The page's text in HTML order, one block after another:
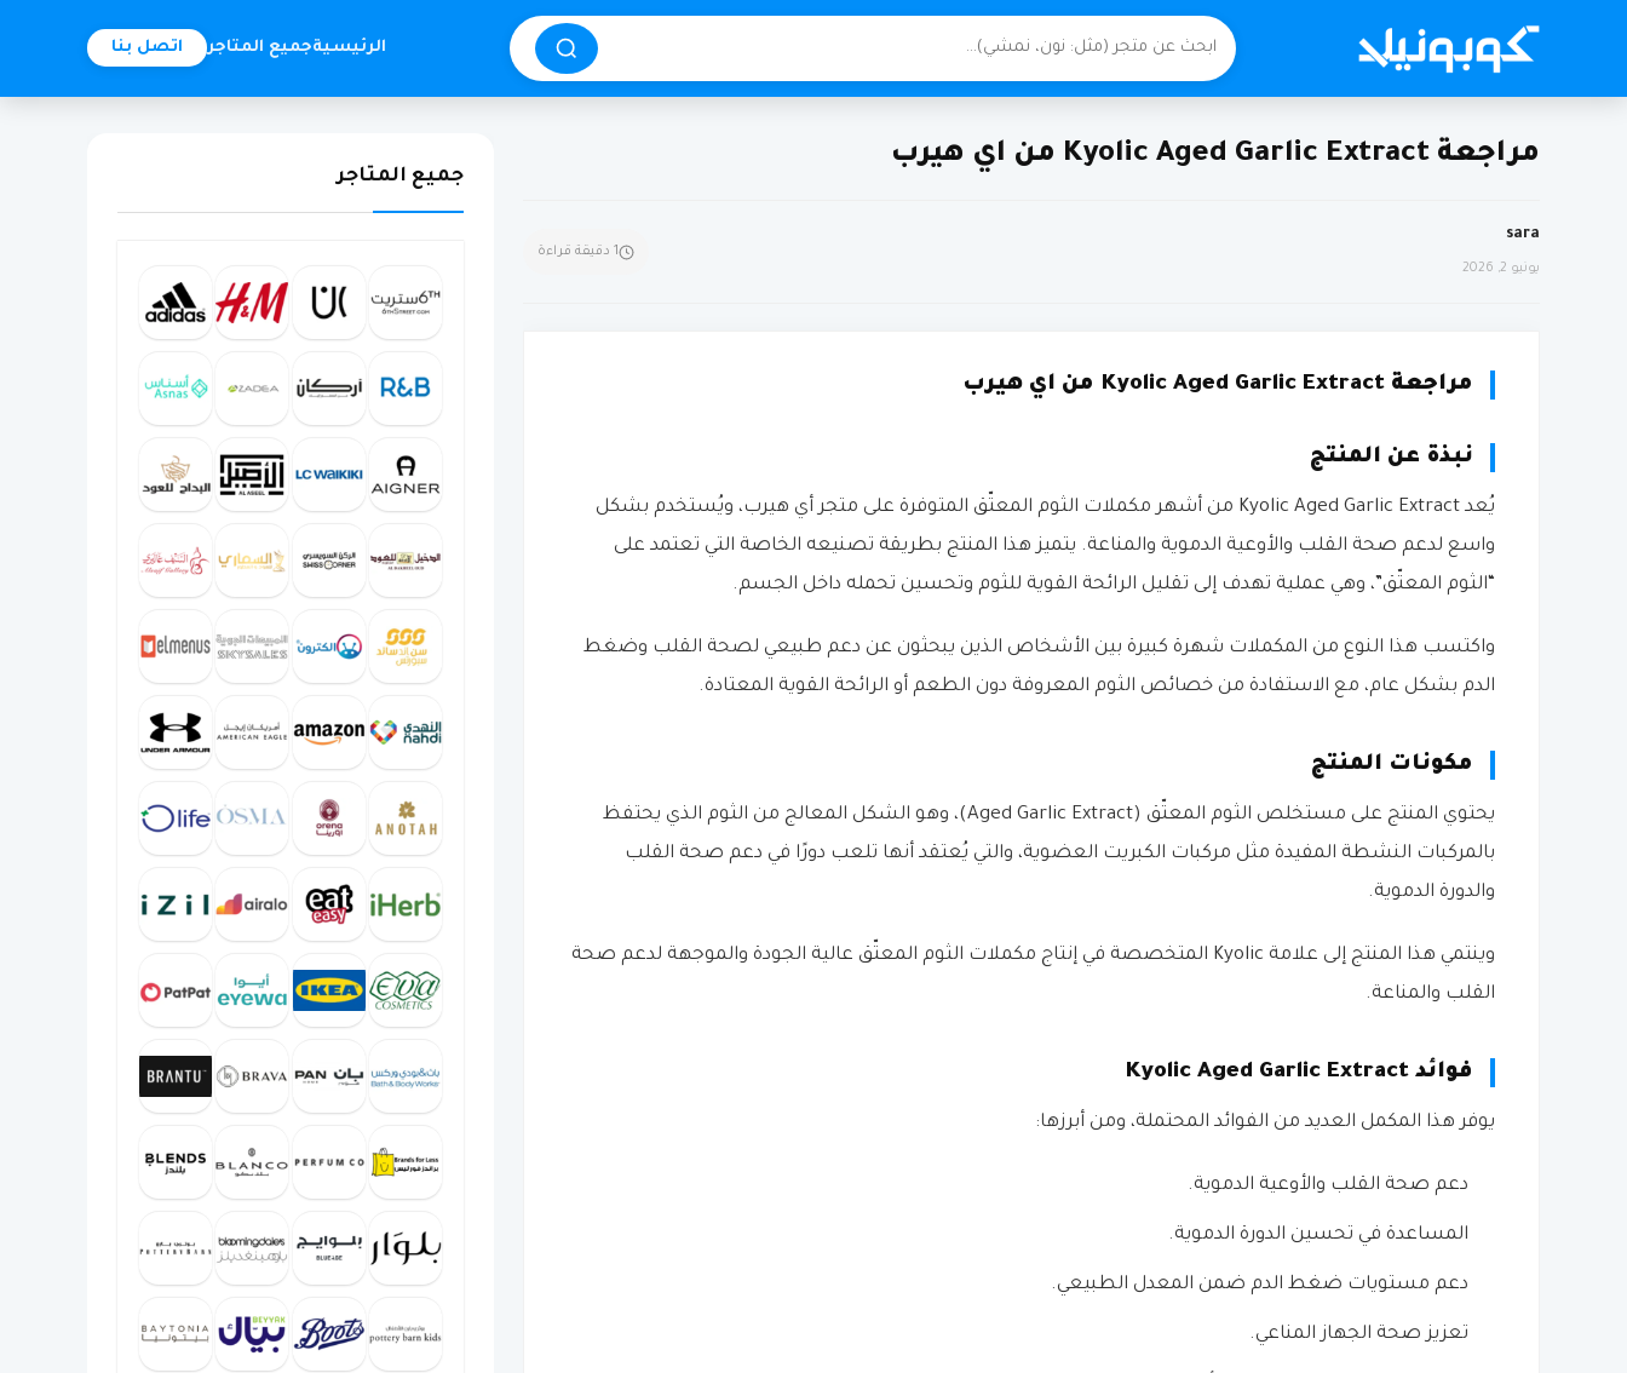
الرئيسيةجميع المتاجر اتصل بنا
مراجعة Kyolic Aged Garlic Extract من اي هيرب
sara
يونيو 2, 2026
1 دقيقة قراءة
مراجعة Kyolic Aged Garlic Extract من اي هيرب
نبذة عن المنتج
يُعد Kyolic Aged Garlic Extract من أشهر مكملات الثوم المعتّق المتوفرة على متجر أي هيرب، ويُستخدم بشكل
واسع لدعم صحة القلب والأوعية الدموية والمناعة. يتميز هذا المنتج بطريقة تصنيعه الخاصة التي تعتمد على
“الثوم المعتّق”، وهي عملية تهدف إلى تقليل الرائحة القوية للثوم وتحسين تحمله داخل الجسم.
واكتسب هذا النوع من المكملات شهرة كبيرة بين الأشخاص الذين يبحثون عن دعم طبيعي لصحة القلب وضغط
الدم بشكل عام، مع الاستفادة من خصائص الثوم المعروفة دون الطعم أو الرائحة القوية المعتادة.
مكونات المنتج
يحتوي المنتج على مستخلص الثوم المعتّق (Aged Garlic Extract)، وهو الشكل المعالج من الثوم الذي يحتفظ
بالمركبات النشطة المفيدة مثل مركبات الكبريت العضوية، والتي يُعتقد أنها تلعب دورًا في دعم صحة القلب
والدورة الدموية.
وينتمي هذا المنتج إلى علامة Kyolic المتخصصة في إنتاج مكملات الثوم المعتّق عالية الجودة والموجهة لدعم صحة
القلب والمناعة.
فوائد Kyolic Aged Garlic Extract
يوفر هذا المكمل العديد من الفوائد المحتملة، ومن أبرزها:
دعم صحة القلب والأوعية الدموية.
المساعدة في تحسين الدورة الدموية.
دعم مستويات ضغط الدم ضمن المعدل الطبيعي.
تعزيز صحة الجهاز المناعي.